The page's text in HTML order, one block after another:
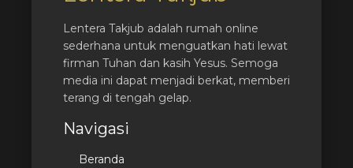
Lentera Takjub adalah rumah online
sederhana untuk menguatkan hati lewat
firman Tuhan dan kasih Yesus. Semoga
media ini dapat menjadi berkat, memberi
terang di tengah gelap.
Navigasi
Beranda